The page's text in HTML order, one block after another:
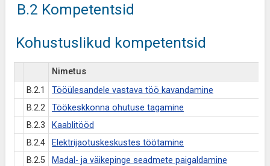
B.2 Kompetentsid
Kohustuslikud kompetentsid
Nimetus
B.2.1
Tööülesandele vastava töö kavandamine
B.2.2
Töökeskkonna ohutuse tagamine
B.2.3
Kaablitööd
B.2.4
Elektrijaotuskeskustes töötamine
B.2.5
Madal- ja väikepinge seadmete paigaldamine